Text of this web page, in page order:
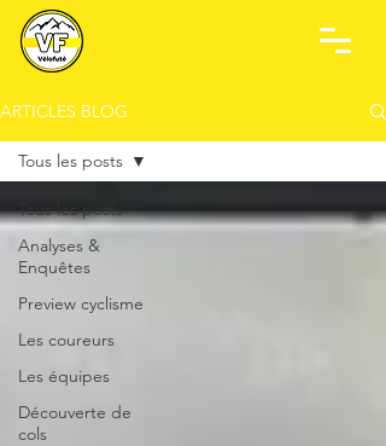
ARTICLES BLOG
Tous les posts
Analyses &
Enquêtes
Preview cyclisme
Les coureurs
Les équipes
Découverte de
cols
Tous les posts